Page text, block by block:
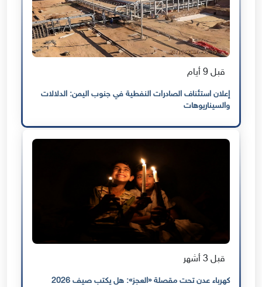
قبل 9 أيام
إعلان استئناف الصادرات النفطية في جنوب اليمن: الدلالات
والسيناريوهات
قبل 3 أشهر
كهرباء عدن تحت مقصلة «العجز»: هل يكتب صيف 2026